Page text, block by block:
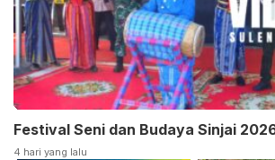
Festival Seni dan Budaya Sinjai
4 hari yang lalu